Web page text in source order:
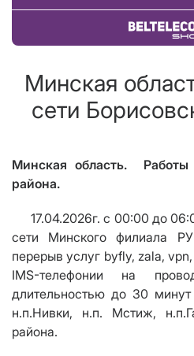
Купить
Минская
сети
Минская область. Работы
района.
17.04.2026г. с 00:00 до
сети Минского филиала
перерыв услуг byfly, zala,
IMS-телефонии на
длительностью до 30 минут
н.п.Нивки, н.п. Мстиж,
района.